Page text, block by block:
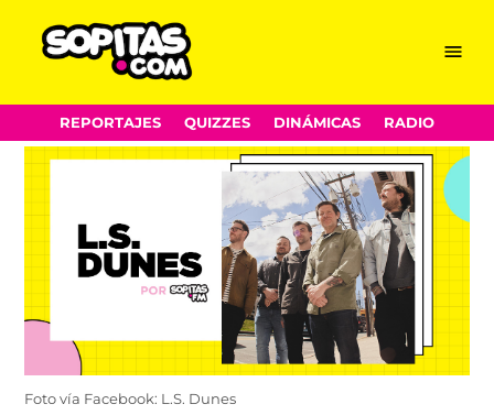
Skip
to
Menu
REPORTAJES QUIZZES DINÁMICAS RADIO
Foto vía Facebook: L.S. Dunes